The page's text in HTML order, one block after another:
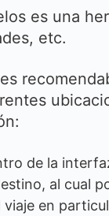
es una
etc.
de la
al cual
viaje en